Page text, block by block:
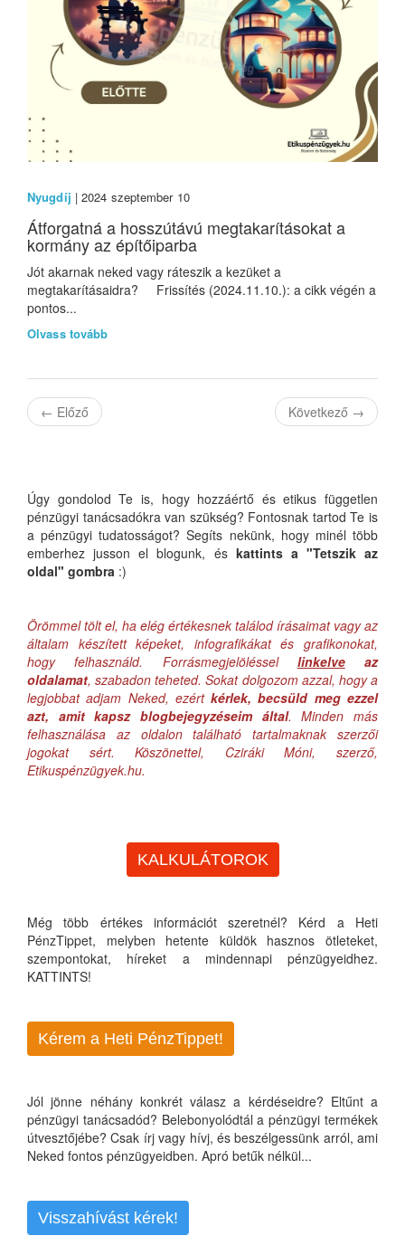
Nyugdíj | 2024 szeptember 10
Átforgatná a hosszútávú megtakarításokat a
kormány az építőiparba
Jót akarnak neked vagy ráteszik a kezüket a
megtakarításaidra? Frissítés (2024.11.10.): a cikk végén a
pontos...
Olvass tovább
← Előző Következő →
Úgy gondolod Te is, hogy hozzáértő és etikus független
pénzügyi tanácsadókra van szükség? Fontosnak tartod Te is
a pénzügyi tudatosságot? Segíts nekünk, hogy minél több
emberhez jusson el blogunk, és kattints a "Tetszik az
oldal" gombra :)
Örömmel tölt el, ha elég értékesnek találod írásaimat vagy az
általam készített képeket, infografikákat és grafikonokat,
hogy felhasználd. Forrásmegjelöléssel linkelveaz
oldalamat, szabadon teheted. Sokat dolgozom azzal, hogy a
legjobbat adjam Neked, ezértkérlek, becsüld meg ezzel
azt, amit kapsz blogbejegyzéseim által. Minden más
felhasználása az oldalon található tartalmaknak szerzői
jogokat sért. Köszönettel, Cziráki Móni, szerző,
Etikuspénzügyek.hu.
KALKULÁTOROK
Még több értékes információt szeretnél? Kérd a Heti
PénzTippet, melyben hetente küldök hasznos ötleteket,
szempontokat, híreket a mindennapi pénzügyeidhez.
KATTINTS!
Kérem a Heti PénzTippet!
Jól jönne néhány konkrét válasz a kérdéseidre? Eltűnt a
pénzügyi tanácsadód? Belebonyolódtál a pénzügyi termékek
útvesztőjébe? Csak írj vagy hívj, és beszélgessünk arról, ami
Neked fontos pénzügyeidben. Apró betűk nélkül...
Visszahívást kérek!